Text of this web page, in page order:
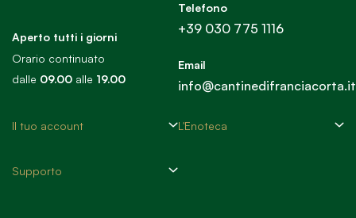
Aperto tutti i giorni
Orario continuato
dalle 09.00 alle 19.00
Telefono
+39 030 775 1116
Email
info@cantinedifranciacorta.it
Il tuo account L'Enoteca
Supporto